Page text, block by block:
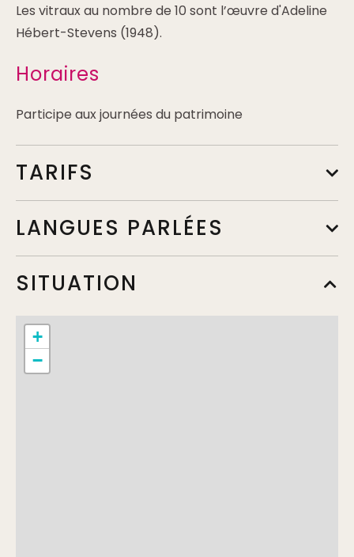
Les vitraux au nombre de 10 sont l’œuvre d'Adeline
Hébert-Stevens (1948).
Horaires
Participe aux journées du patrimoine
TARIFS
LANGUES PARLÉES
SITUATION
+
−